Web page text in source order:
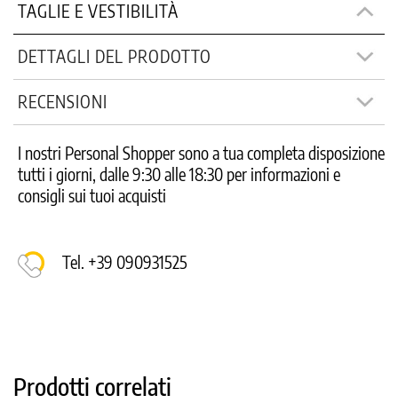
TAGLIE E VESTIBILITÀ
DETTAGLI DEL PRODOTTO
RECENSIONI
I nostri Personal Shopper sono a tua completa disposizione
tutti i giorni, dalle 9:30 alle 18:30 per informazioni e
consigli sui tuoi acquisti
Tel. +39 090931525
Prodotti correlati